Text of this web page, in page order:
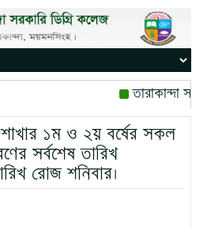
তারাকান্দা
রোজ বৃহস্পতিবার।
মোবাইল নম্বর:
১ম ও ২য় বর্ষের সকল
সর্বশেষ তারিখ
রোজ শনিবার।